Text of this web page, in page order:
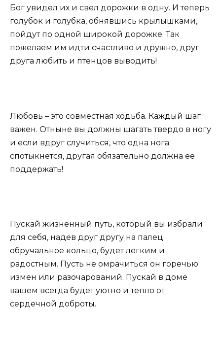
Бог увидел их и свел дорожки в одну. И теперь
голубок и голубка, обнявшись крылышками,
пойдут по одной широкой дорожке. Так
пожелаем им идти счастливо и дружно, друг
друга любить и птенцов выводить!
Любовь – это совместная ходьба. Каждый шаг
важен. Отныне вы должны шагать твердо в ногу
и если вдруг случиться, что одна нога
спотыкнется, другая обязательно должна ее
поддержать!
Пускай жизненный путь, который вы избрали
для себя, надев друг другу на палец
обручальное кольцо, будет легким и
радостным. Пусть не омрачиться он горечью
измен или разочарований. Пускай в доме
вашем всегда будет уютно и тепло от
сердечной доброты.